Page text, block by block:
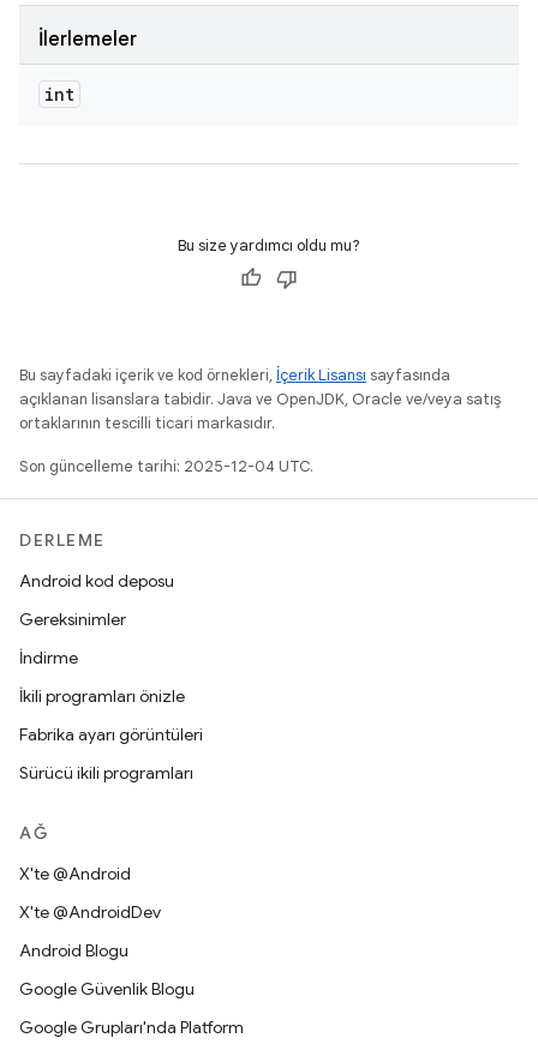
İlerlemeler
int
Bu size yardımcı oldu mu?
Bu sayfadaki içerik ve kod örnekleri, İçerik Lisansı sayfasında
açıklanan lisanslara tabidir. Java ve OpenJDK, Oracle ve/veya satış
ortaklarının tescilli ticari markasıdır.
Son güncelleme tarihi: 2025-12-04 UTC.
DERLEME
Android kod deposu
Gereksinimler
İndirme
İkili programları önizle
Fabrika ayarı görüntüleri
Sürücü ikili programları
AĞ
X'te @Android
X'te @AndroidDev
Android Blogu
Google Güvenlik Blogu
Google Grupları'nda Platform